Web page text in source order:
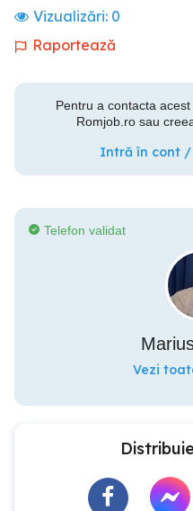
Vizualizări: 0
Raportează
Pentru a contacta
Romjob.ro sau
Intră în cont
Telefon validat
Vezi